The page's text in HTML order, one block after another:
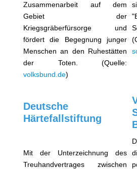
Zusammenarbeit auf dem
Gebiet der
Kriegsgräberfürsorge und
fördert die Begegnung junger
Menschen an den Ruhestätten
der Toten. (Quelle:
volksbund.de)
Deutsche
Härtefallstiftung
Mit der Unterzeichnung des
Treuhandvertrages zwischen